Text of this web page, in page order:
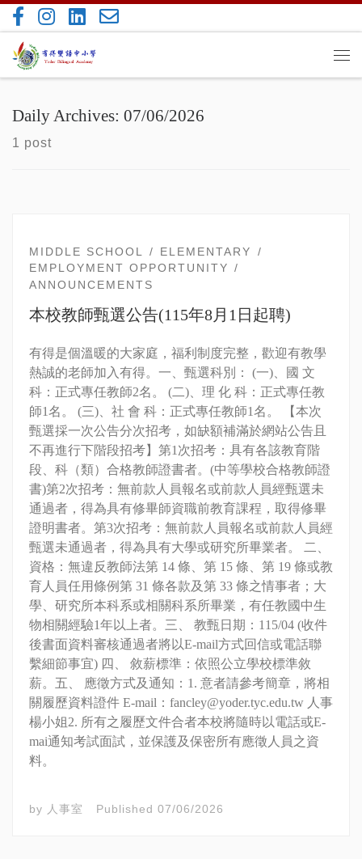
Skip to content
Daily Archives: 07/06/2026
1 post
MIDDLE SCHOOL
ELEMENTARY
EMPLOYMENT OPPORTUNITY
ANNOUNCEMENTS
本校教師甄選公告(115年8月1日起聘)
有得是個溫暖的大家庭，福利制度完整，歡迎有教學
熱誠的老師加入有得。一、甄選科別： (一)、國 文
科：正式專任教師2名。 (二)、理 化 科：正式專任教
師1名。 (三)、社 會 科：正式專任教師1名。 【本次
甄選採一次公告分次招考，如缺額補滿於網站公告且
不再進行下階段招考】第1次招考：具有各該教育階
段、科（類）合格教師證書者。(中等學校合格教師證
書)第2次招考：無前款人員報名或前款人員經甄選未
通過者，得為具有修畢師資職前教育課程，取得修畢
證明書者。第3次招考：無前款人員報名或前款人員經
甄選未通過者，得為具有大學或研究所畢業者。 二、
資格：無違反教師法第 14 條、第 15 條、第 19 條或教
育人員任用條例第 31 條各款及第 33 條之情事者；大
學、研究所本科系或相關科系所畢業，有任教國中生
物相關經驗1年以上者。三、 教甄日期：115/04 (收件
後書面資料審核通過者將以E-mail方式回信或電話聯
繫細節事宜) 四、 敘薪標準：依照公立學校標準敘
薪。五、 應徵方式及通知：1. 意者請參考簡章，將相
關履歷資料證件 E-mail：fancley@yoder.tyc.edu.tw 人事
楊小姐2. 所有之履歷文件合者本校將隨時以電話或E-
mai通知考試面試，並保護及保密所有應徵人員之資
料。
by 人事室 Published 07/06/2026